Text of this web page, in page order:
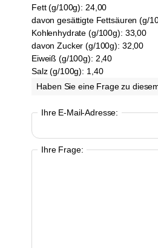
Fett (g/100g): 24,00
davon gesättigte Fettsäuren (g/
Kohlenhydrate (g/100g): 33,00
davon Zucker (g/100g): 32,00
Eiweiß (g/100g): 2,40
Salz (g/100g): 1,40
Haben Sie eine Frage zu
Ihre E-Mail-Adresse:
Ihre Frage: